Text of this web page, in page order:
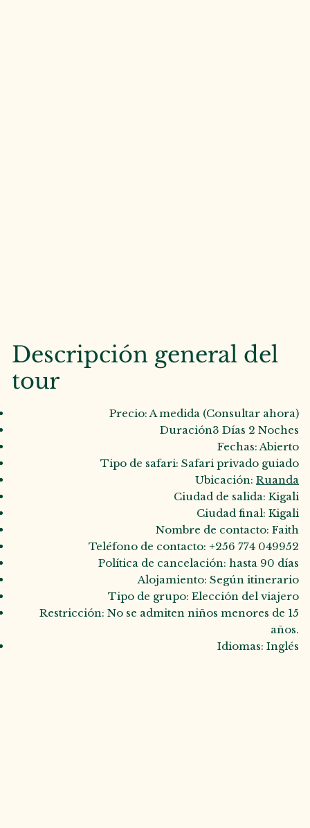
Descripción general del
tour
Precio: A medida (Consultar ahora)
Duración3 Días 2 Noches
Fechas: Abierto
Tipo de safari: Safari privado guiado
Ubicación: Ruanda
Ciudad de salida: Kigali
Ciudad final: Kigali
Nombre de contacto: Faith
Teléfono de contacto: +256 774 049952
Política de cancelación: hasta 90 días
Alojamiento: Según itinerario
Tipo de grupo: Elección del viajero
Restricción: No se admiten niños menores de 15
años.
Idiomas: Inglés